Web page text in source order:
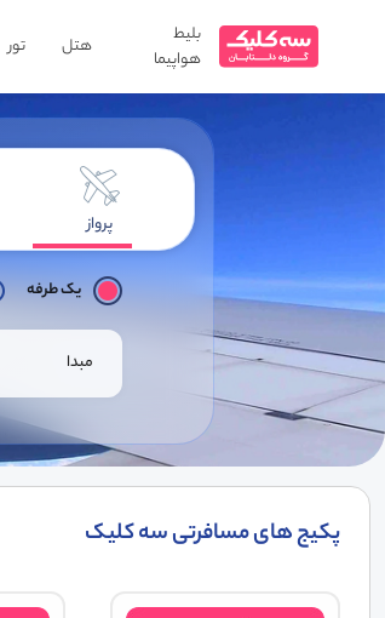
بلیط
هواپیما
هتل تور
پرواز
یک طرفه
مبدا
پکیج های مسافرتی سه کلیک